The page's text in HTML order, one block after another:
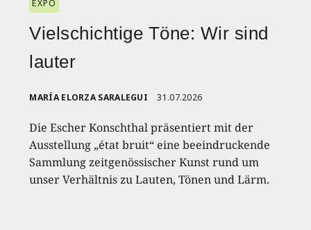
EXPO
Vielschichtige Töne: Wir sind
lauter
MARÍA ELORZA SARALEGUI 31.07.2026
Die Escher Konschthal präsentiert mit der
Ausstellung „état bruit“ eine beeindruckende
Sammlung zeitgenössischer Kunst rund um
unser Verhältnis zu Lauten, Tönen und Lärm.